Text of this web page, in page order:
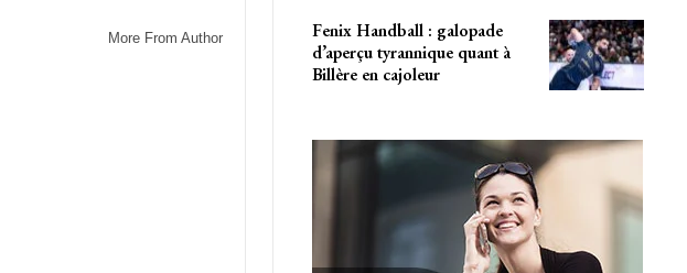
More From Author
Fenix Handball : galopade
d’aperçu tyrannique quant à
Billère en cajoleur